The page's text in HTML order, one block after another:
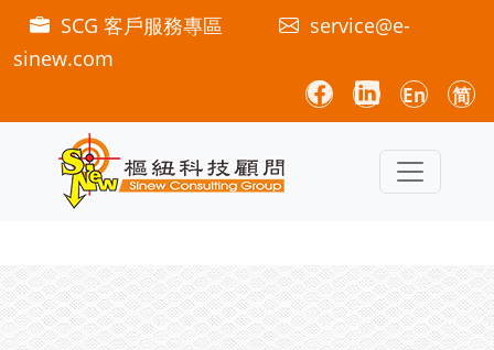
SCG 客戶服務專區
service@e-
sinew.com
En 简